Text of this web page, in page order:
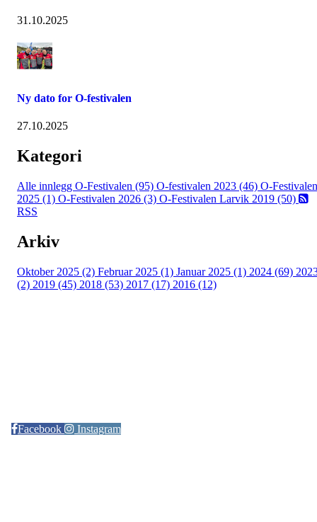
31.10.2025
Ny dato for O-festivalen
27.10.2025
Kategori
Alle innlegg O-Festivalen (95) O-festivalen 2023 (46) O-Festivalen
2025 (1) O-Festivalen 2026 (3) O-Festivalen Larvik 2019 (50)
RSS
Arkiv
Oktober 2025 (2) Februar 2025 (1) Januar 2025 (1) 2024 (69)
(2) 2019 (45) 2018 (53) 2017 (17) 2016 (12)
Facebook Instagram